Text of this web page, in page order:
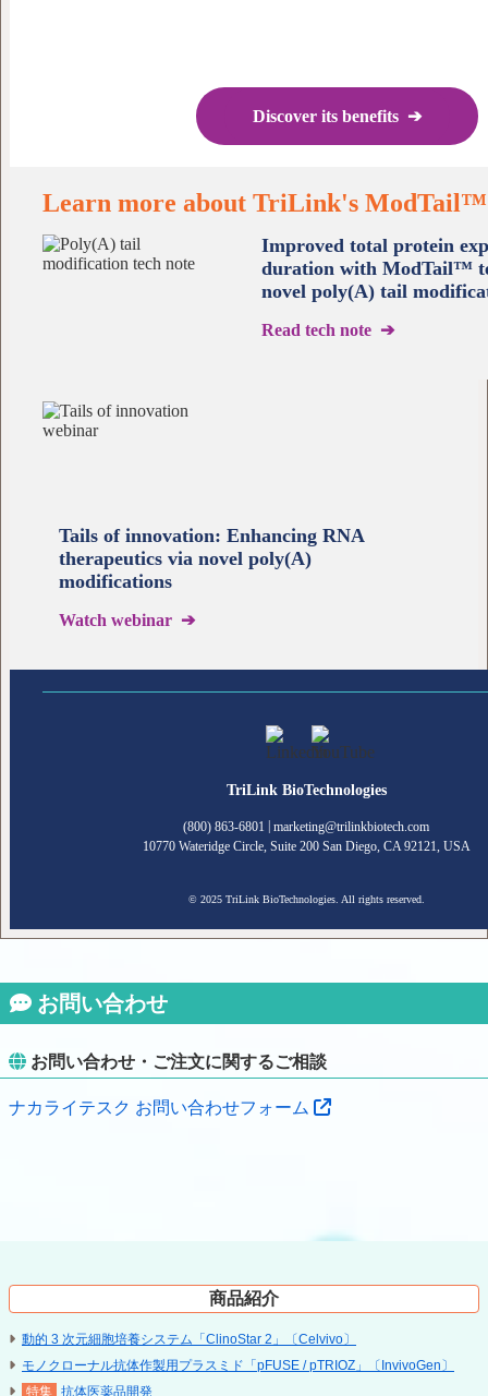
Discover its benefits ➔
Learn more about TriLink's ModTail™
Improved total protein
duration with ModTail™
novel poly(A) tail
Read tech note ➔
Tails of innovation: Enhancing RNA
therapeutics via novel poly(A)
modifications
Watch webinar ➔
TriLink BioTechnologies
(800) 863-6801
marketing@trilinkbiotech.com
10770 Wateridge Circle, Suite 200 San Diego, CA 92121, USA
© 2025 TriLink BioTechnologies. All rights reserved.
お問い合わせ
お問い合わせ・ご注文に関するご相談
ナカライテスク お問い合わせフォーム
商品紹介
動的 3 次元細胞培養システム「ClinoStar 2」〔Celvivo〕
モノクローナル抗体作製用プラスミド「pFUSE / pTRIOZ」〔InvivoGen〕
抗体医薬品開発